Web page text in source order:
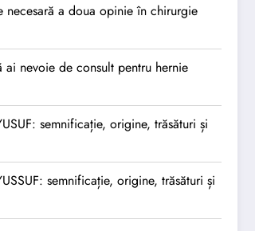
necesară a doua opinie în chirurgie
ai nevoie de consult pentru hernie
semnificație, origine, trăsături și
semnificație, origine, trăsături și